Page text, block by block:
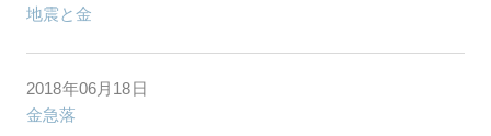
地震と金
2018年06月18日
金急落